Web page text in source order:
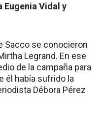
Eugenia Vidal y
Sacco se conocieron
Legrand. En ese
de la campaña para
él había sufrido la
Débora Pérez